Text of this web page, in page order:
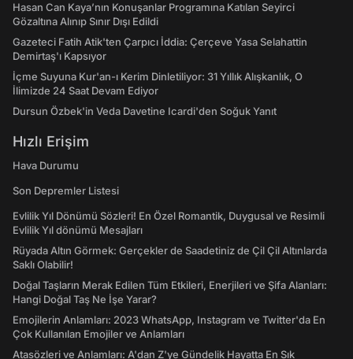
Hasan Can Kaya’nın Konuşanlar Programına Katılan Seyirci
Gözaltına Alınıp Sınır Dışı Edildi
Gazeteci Fatih Atik'ten Çarpıcı İddia: Çerçeve Yasa Selahattin
Demirtaş'ı Kapsıyor
İçme Suyuna Kur'an-ı Kerim Dinletiliyor: 31 Yıllık Alışkanlık, O
İlimizde 24 Saat Devam Ediyor
Dursun Özbek'in Veda Davetine Icardi'den Soğuk Yanıt
Hızlı Erişim
Hava Durumu
Son Depremler Listesi
Evlilik Yıl Dönümü Sözleri! En Özel Romantik, Duygusal ve Resimli
Evlilik Yıl dönümü Mesajları
Rüyada Altın Görmek: Gerçekler de Saadetiniz de Çil Çil Altınlarda
Saklı Olabilir!
Doğal Taşların Merak Edilen Tüm Etkileri, Enerjileri ve Şifa Alanları:
Hangi Doğal Taş Ne İşe Yarar?
Emojilerin Anlamları: 2023 WhatsApp, Instagram ve Twitter'da En
Çok Kullanılan Emojiler ve Anlamları
Atasözleri ve Anlamları: A'dan Z'ye Gündelik Hayatta En Sık